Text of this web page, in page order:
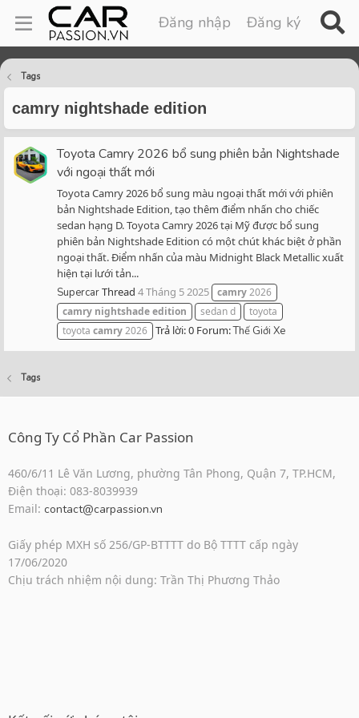
Đăng nhập Đăng ký
Tags
camry nightshade edition
Toyota Camry 2026 bổ sung phiên bản Nightshade
với ngoại thất mới
Toyota Camry 2026 bổ sung màu ngoại thất mới với phiên
bản Nightshade Edition, tạo thêm điểm nhấn cho chiếc
sedan hạng D. Toyota Camry 2026 tại Mỹ được bổ sung
phiên bản Nightshade Edition có một chút khác biệt ở phần
ngoại thất. Điểm nhấn của màu Midnight Black Metallic xuất
hiện tại lưới tản...
SupercarThread 4 Tháng 5 2025 camry2026
camry nightshadeedition sedan d
toyota
toyota camry2026 Trả lời: 0 Forum:Thế Giới Xe
Tags
Công Ty Cổ Phần Car Passion
460/6/11 Lê Văn Lương, phường Tân Phong, Quận 7, TP.HCM,
Điện thoại: 083-8039939
Email: contact@carpassion.vn
Giấy phép MXH số 256/GP-BTTTT do Bộ TTTT cấp ngày
17/06/2020
Chịu trách nhiệm nội dung: Trần Thị Phương Thảo